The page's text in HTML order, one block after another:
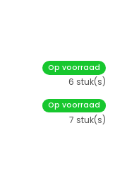
Op voorraad
6 stuk(s)
Op voorraad
7 stuk(s)